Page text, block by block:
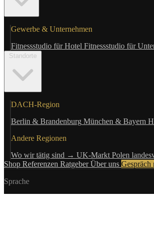
Gewerbe & Unternehmen
Fitnessstudio für Hotel Fitnessstudio für
Standorte
DACH-Region
Berlin & Brandenburg München & Bayern
Andere Regionen
Wo wir tätig sind → UK-Markt Polen
Shop Referenzen RatgeberÜber uns Gespräch
Sprache